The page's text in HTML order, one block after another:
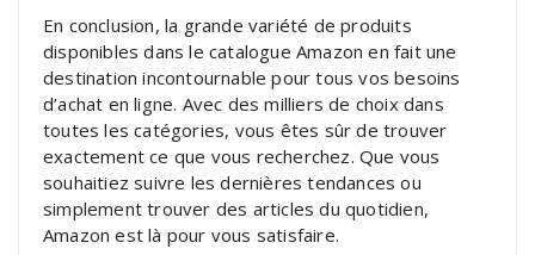
En conclusion, la grande variété de produits
disponibles dans le catalogue Amazon en fait une
destination incontournable pour tous vos besoins
d’achat en ligne. Avec des milliers de choix dans
toutes les catégories, vous êtes sûr de trouver
exactement ce que vous recherchez. Que vous
souhaitiez suivre les dernières tendances ou
simplement trouver des articles du quotidien,
Amazon est là pour vous satisfaire.